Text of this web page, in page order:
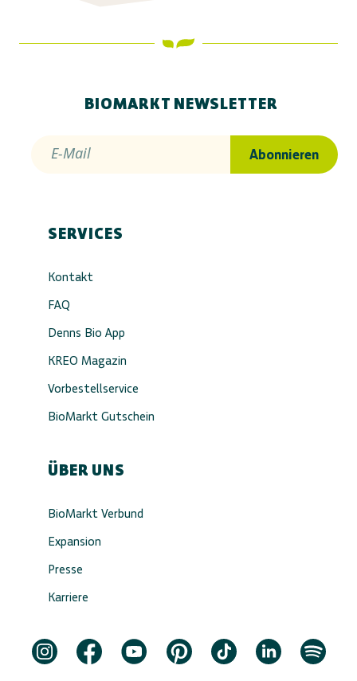
BIOMARKT NEWSLETTER
E-Mail Abonnieren
SERVICES
Kontakt
FAQ
Denns Bio App
KREO Magazin
Vorbestellservice
BioMarkt Gutschein
ÜBER UNS
BioMarkt Verbund
Expansion
Presse
Karriere